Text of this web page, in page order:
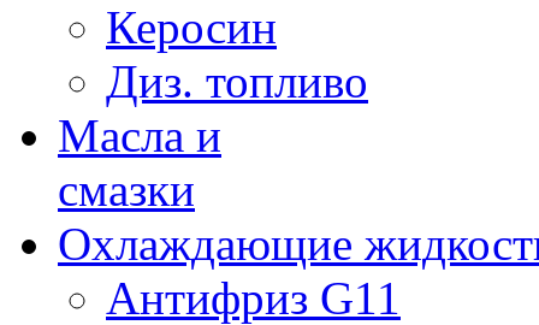
Керосин
Диз. топливо
Масла и
смазки
Охлаждающие
Антифриз G11